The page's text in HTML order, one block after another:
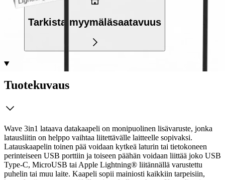
Tarkista myymäläsaatavuus
Tuotekuvaus
Wave 3in1 lataava datakaapeli on monipuolinen lisävaruste, jonka
latausliitin on helppo vaihtaa liitettävälle laitteelle sopivaksi.
Latauskaapelin toinen pää voidaan kytkeä laturin tai tietokoneen
perinteiseen USB porttiin ja toiseen päähän voidaan liittää joko USB
Type-C, MicroUSB tai Apple Lightning® liitännällä varustettu
puhelin tai muu laite. Kaapeli sopii mainiosti kaikkiin tarpeisiin,